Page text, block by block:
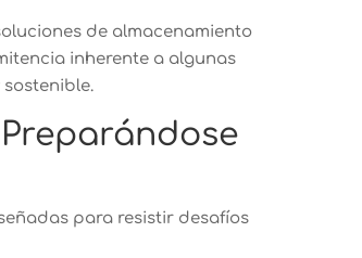
de almacenamiento
inherente a algunas
para resistir desafíos